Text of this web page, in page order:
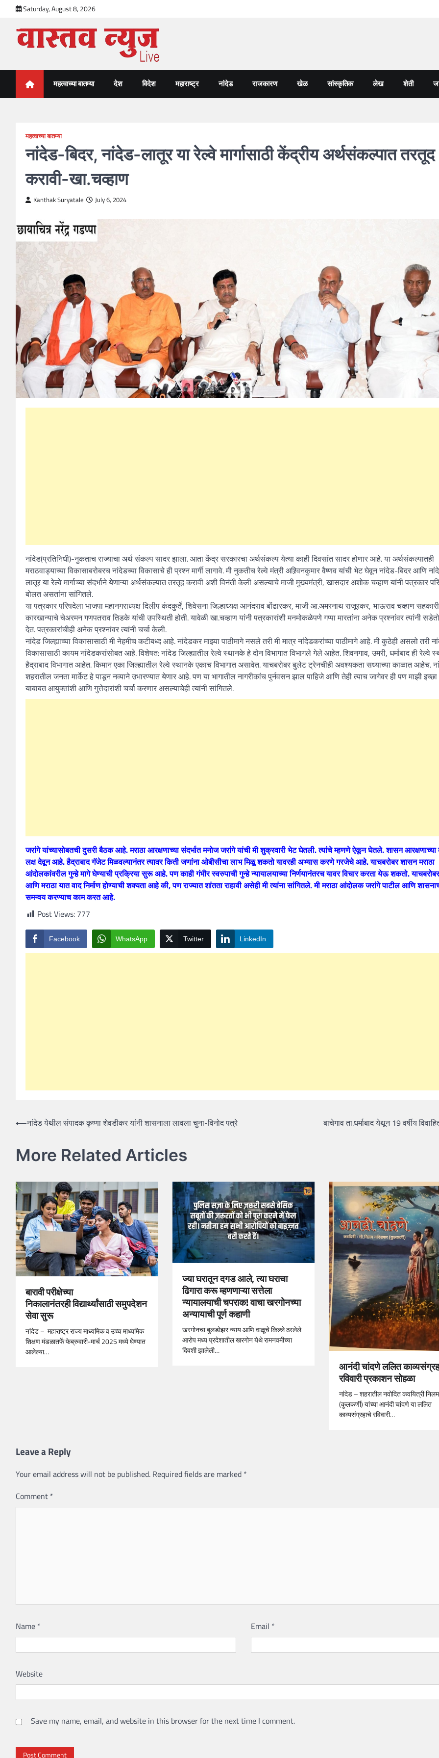
content
Saturday, August 8, 2026
VastavNEWSLive.com
महत्वाच्या बातम्या देश विदेश महाराष्ट्र नांदेड राजकारण खेळ सांस्कृतिक लेख शेती
महत्वाच्या बातम्या
नांदेड-बिदर, नांदेड-लातूर या रेल्वे मार्गासाठी केंद्रीय अर्थसंकल्पात तरतूद
करावी-खा.चव्हाण
Kanthak Suryatale July 6, 2024
नांदेड(प्रतिनिधी)-नुकताच राज्याचा अर्थ संकल्प सादर झाला. आता केंद्र सरकारचा अर्थसंकल्प येत्या काही दिवसांत सादर होणार आहे. या अर्थसंकल्पातही
मराठवाड्याच्या विकासाबरोबरच नांदेडच्या विकासाचे ही प्रश्न मार्गी लागावे. मी नुकतीच रेल्वे मंत्री अश्र्विनकुमार वैष्णव यांची भेट घेवून नांदेड-बिदर आणि
लातूर या रेल्वे मार्गाच्या संदर्भाने येणाऱ्या अर्थसंकल्पात तरतूद करावी अशी विनंती केली असल्याचे माजी मुख्यमंत्री, खासदार अशोक चव्हाण यांनी पत्रकार
बोलत असतांना सांगितले.
या पत्रकार परिषदेला भाजपा महानगराध्यक्ष दिलीप कंदकुर्ते, शिवेसना जिल्हाध्यक्ष आनंदराव बोंढारकर, माजी आ.अमरनाथ राजूरकर, भाऊराव चव्हाण
कारखान्याचे चेअरमन गणपतराव तिडके यांची उपस्थिती होती. यावेळी खा.चव्हाण यांनी पत्रकारांशी मनमोकळेपणे गप्पा मारतांना अनेक प्रश्नांवर त्यांनी
देत. पत्रकारांचीही अनेक प्रश्नांवर त्यांनी चर्चा केली.
नांदेड जिल्ह्याच्या विकासासाठी मी नेहमीच कटीबध्द आहे. नांदेडकर माझ्या पाठीमागे नसले तरी मी मात्र नांदेडकरांच्या पाठीमागे आहे. मी कुठेही असलो तरी
विकासासाठी कायम नांदेडकरांसोबत आहे. विशेषत: नांदेड जिल्ह्यातील रेल्वे स्थानके हे दोन विभागात विभागले गेले आहेत. शिवनगाव, उमरी, धर्माबाद ही रेल्वे
हैद्राबाद विभागात आहेत. किमान एका जिल्ह्यातील रेल्वे स्थानके एकाच विभागात असावेत. याचबरोबर बुलेट ट्रेनचीही अवश्यकता सध्याच्या काळात आहेच.
शहरातील जनता मार्केट हे पाडून नव्याने उभारण्यात येणार आहे. पण या भागातील नागरीकांच पुर्नवसन झाल पाहिजे आणि तेही त्याच जागेवर ही पण माझी
याबाबत आयुक्तांशी आणि गुत्तेदारांशी चर्चा करणार असल्याचेही त्यांनी सांगितले.
जरांगे यांच्यासोबतची दुसरी बैठक आहे. मराठा आरक्षणाच्या संदर्भात मनोज जरांगे यांची मी शुक्रवारी भेट घेतली. त्यांचे म्हणणे ऐकून घेतले. शासन आरक्षणाच्या
लक्ष देवून आहे. हैद्राबाद गॅजेट मिळवल्यानंतर त्यावर किती जणांना ओबीसीचा लाभ मिळू शकतो यावरही अभ्यास करणे गरजेचे आहे. याचबरोबर शासन मराठा
आंदोलकांवरील गुन्हे मागे घेण्याची प्रक्रिया सुरू आहे. पण काही गंभीर स्वरुपाची गुन्हे न्यायालयाच्या निर्णयानंतरच यावर विचार करता येऊ शकतो.
आणि मराठा यात वाद निर्माण होण्याची शक्यता आहे की, पण राज्यात शांतता राहावी असेही मी त्यांना सांगितले. मी मराठा आंदोलक जरांगे पाटील आणि
समन्वय करण्याच काम करत आहे.
Post Views: 777
Facebook WhatsApp Twitter LinkedIn
Post
⟵नांदेड येथील संपादक कृष्णा शेवडीकर यांनी शासनाला लावला चुना-विनोद पत्रे बाचेगाव ता.धर्माबाद येथून 19 वर्षीय
More Related Articles
बारावी परीक्षेच्या
निकालानंतरही विद्यार्थ्यांसाठी समुपदेशन
सेवा सुरू
नांदेड – महाराष्ट्र राज्य माध्यमिक व उच्च माध्यमिक
शिक्षण मंडळातर्फे फेब्रुवारी-मार्च 2025 मध्ये घेण्यात
आलेल्या…
ज्या घरातून दगड आले, त्या घराचा
ढिगारा करू म्हणणाऱ्या सत्तेला
न्यायालयाची चपराक! वाचा खरगोनच्या
अन्यायाची पूर्ण कहाणी
खरगोनचा बुलडोझर न्याय आणि वाळूचे किल्ले ठरलेले
आरोप मध्य प्रदेशातील खरगोन येथे रामनवमीच्या
दिवशी झालेली…
आनंदी चांदणे ललित
रविवारी प्रकाशन सोहळा
नांदेड – शहरातील नवोदित कवयित्री
(कुलकर्णी) यांच्या आनंदी चांदणे या ललित
काव्यसंग्रहाचे रविवारी…
Leave a Reply
Your email address will not be published. Required fields are marked *
Comment *
Name * Email *
Website
Save my name, email, and website in this browser for the next time I comment.